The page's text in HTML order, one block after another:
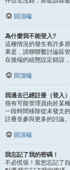
回頂端
為什麼我不能登入?
這種情況的發生有許多
果是，請聯聯繫討論區
在後端的組態設定錯誤
回頂端
我過去已經註冊（登入
很有可能管理員由於某
一段時間移除從未發文
註冊並參與更多的討論。
回頂端
我忘記了我的密碼！
不必慌張！當您忘記了